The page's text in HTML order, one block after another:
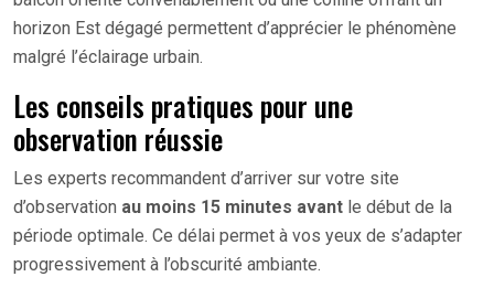
horizon Est dégagé permettent d’apprécier le phénomène
malgré l’éclairage urbain.
Les conseils pratiques pour une
observation réussie
Les experts recommandent d’arriver sur votre site
d’observation au moins 15 minutes avant le début de la
période optimale. Ce délai permet à vos yeux de s’adapter
progressivement à l’obscurité ambiante.